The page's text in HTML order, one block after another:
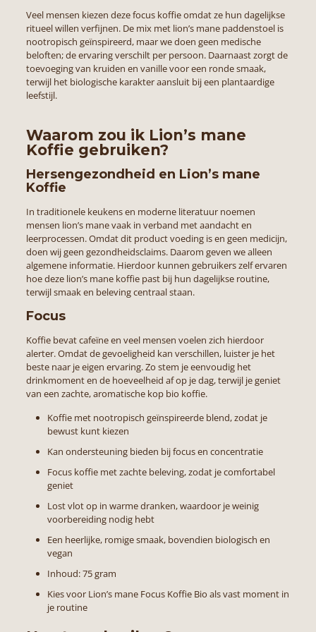
Veel mensen kiezen deze focus koffie omdat ze hun dagelijkse
ritueel willen verfijnen. De mix met lion’s mane paddenstoel is
nootropisch geïnspireerd, maar we doen geen medische
beloften; de ervaring verschilt per persoon. Daarnaast zorgt de
toevoeging van kruiden en vanille voor een ronde smaak,
terwijl het biologische karakter aansluit bij een plantaardige
leefstijl.
Waarom zou ik Lion’s mane
Koffie gebruiken?
Hersengezondheid en Lion’s mane
Koffie
In traditionele keukens en moderne literatuur noemen
mensen lion’s mane vaak in verband met aandacht en
leerprocessen. Omdat dit product voeding is en geen medicijn,
doen wij geen gezondheidsclaims. Daarom geven we alleen
algemene informatie. Hierdoor kunnen gebruikers zelf ervaren
hoe deze lion’s mane koffie past bij hun dagelijkse routine,
terwijl smaak en beleving centraal staan.
Focus
Koffie bevat cafeïne en veel mensen voelen zich hierdoor
alerter. Omdat de gevoeligheid kan verschillen, luister je het
beste naar je eigen ervaring. Zo stem je eenvoudig het
drinkmoment en de hoeveelheid af op je dag, terwijl je geniet
van een zachte, aromatische kop bio koffie.
Koffie met nootropisch geïnspireerde blend, zodat je
bewust kunt kiezen
Kan ondersteuning bieden bij focus en concentratie
Focus koffie met zachte beleving, zodat je comfortabel
geniet
Lost vlot op in warme dranken, waardoor je weinig
voorbereiding nodig hebt
Een heerlijke, romige smaak, bovendien biologisch en
vegan
Inhoud: 75 gram
Kies voor Lion’s mane Focus Koffie Bio als vast moment in
je routine